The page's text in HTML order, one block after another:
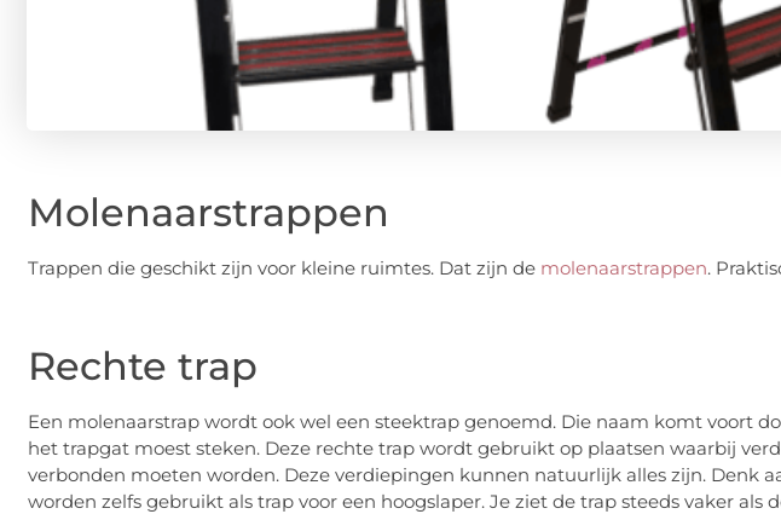
Molenaarstrappen
Trappen die geschikt zijn voor kleine ruimtes. Dat zijn de molenaarstrappen.
Rechte trap
Een molenaarstrap wordt ook wel een steektrap genoemd. Die naam komt voort
het trapgat moest steken. Deze rechte trap wordt gebruikt op plaatsen waarbij
verbonden moeten worden. Deze verdiepingen kunnen natuurlijk alles zijn. Denk
worden zelfs gebruikt als trap voor een hoogslaper. Je ziet de trap steeds vaker als